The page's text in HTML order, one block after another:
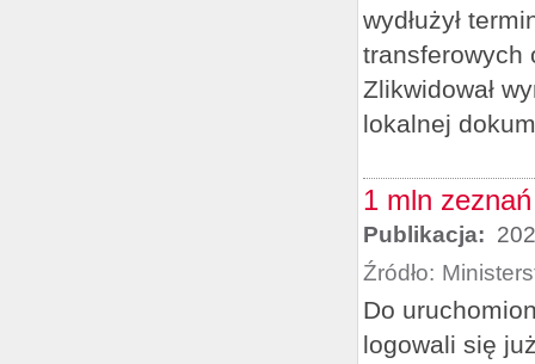
wydłużył
transferowych
Zlikwidował
lokalnej
1 mln
Publikacja:
Źródło:
Do
logowali się